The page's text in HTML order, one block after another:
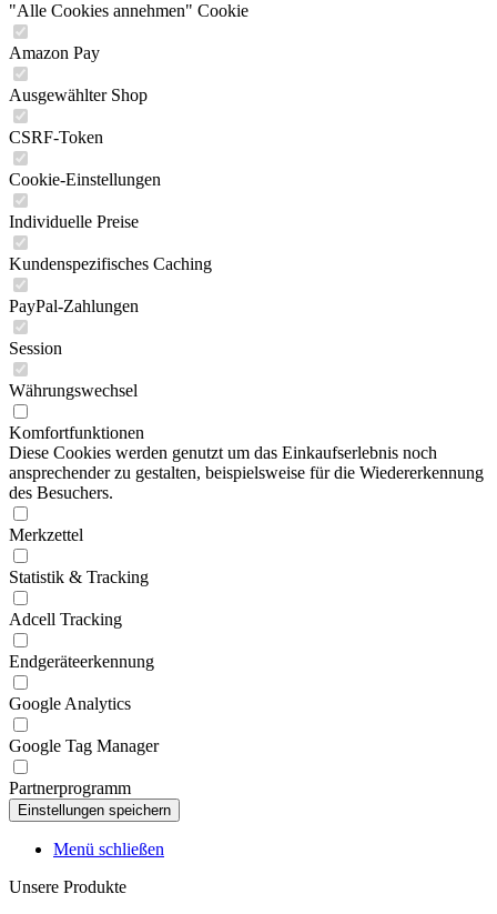
"Alle Cookies annehmen" Cookie
Amazon Pay
Ausgewählter Shop
CSRF-Token
Cookie-Einstellungen
Individuelle Preise
Kundenspezifisches Caching
PayPal-Zahlungen
Session
Währungswechsel
Komfortfunktionen
Diese Cookies werden genutzt um das Einkaufserlebnis noch
ansprechender zu gestalten, beispielsweise für die Wiedererkennung
des Besuchers.
Merkzettel
Statistik & Tracking
Adcell Tracking
Endgeräteerkennung
Google Analytics
Google Tag Manager
Partnerprogramm
Menü schließen
Unsere Produkte